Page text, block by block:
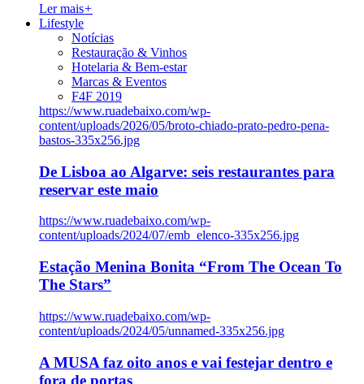
Ler mais+
Lifestyle
Notícias
Restauração & Vinhos
Hotelaria & Bem-estar
Marcas & Eventos
F4F 2019
https://www.ruadebaixo.com/wp-
content/uploads/2026/05/broto-chiado-prato-pedro-pena-
bastos-335x256.jpg
De Lisboa ao Algarve: seis restaurantes para
reservar este maio
https://www.ruadebaixo.com/wp-
content/uploads/2024/07/emb_elenco-335x256.jpg
Estação Menina Bonita “From The Ocean To
The Stars”
https://www.ruadebaixo.com/wp-
content/uploads/2024/05/unnamed-335x256.jpg
A MUSA faz oito anos e vai festejar dentro e
fora de portas